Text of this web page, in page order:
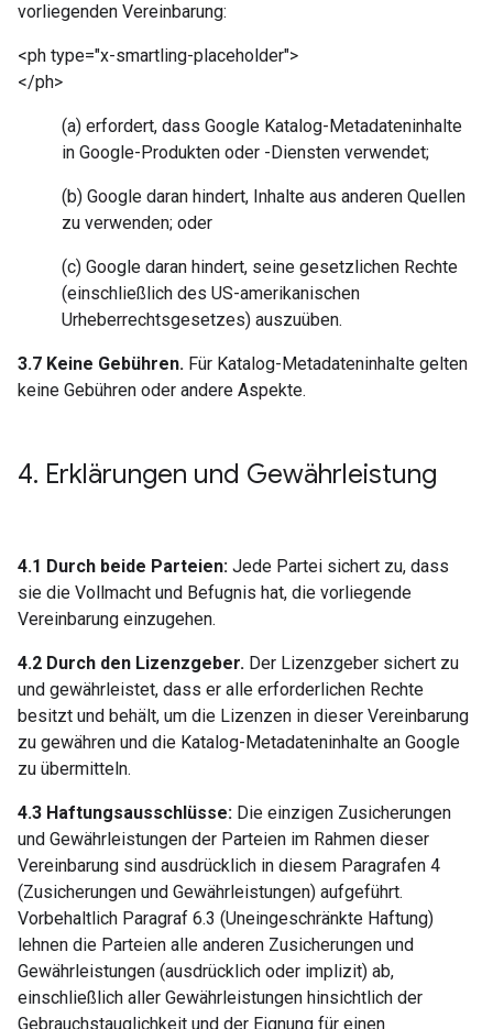
vorliegenden Vereinbarung:
<ph type="x-smartling-placeholder">
</ph>
(a) erfordert, dass Google Katalog-Metadateninhalte
in Google-Produkten oder -Diensten verwendet;
(b) Google daran hindert, Inhalte aus anderen Quellen
zu verwenden; oder
(c) Google daran hindert, seine gesetzlichen Rechte
(einschließlich des US-amerikanischen
Urheberrechtsgesetzes) auszuüben.
3.7 Keine Gebühren. Für Katalog-Metadateninhalte gelten
keine Gebühren oder andere Aspekte.
4. Erklärungen und Gewährleistung
4.1 Durch beide Parteien: Jede Partei sichert zu, dass
sie die Vollmacht und Befugnis hat, die vorliegende
Vereinbarung einzugehen.
4.2 Durch den Lizenzgeber. Der Lizenzgeber sichert zu
und gewährleistet, dass er alle erforderlichen Rechte
besitzt und behält, um die Lizenzen in dieser Vereinbarung
zu gewähren und die Katalog-Metadateninhalte an Google
zu übermitteln.
4.3 Haftungsausschlüsse: Die einzigen Zusicherungen
und Gewährleistungen der Parteien im Rahmen dieser
Vereinbarung sind ausdrücklich in diesem Paragrafen 4
(Zusicherungen und Gewährleistungen) aufgeführt.
Vorbehaltlich Paragraf 6.3 (Uneingeschränkte Haftung)
lehnen die Parteien alle anderen Zusicherungen und
Gewährleistungen (ausdrücklich oder implizit) ab,
einschließlich aller Gewährleistungen hinsichtlich der
Gebrauchstauglichkeit und der Eignung für einen